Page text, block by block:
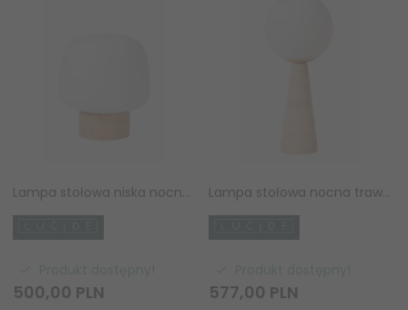
Lampa stołowa niska nocna trawertyn szklany klosz dekoracyjna art deco ANSTON 05552/01/61 LUCIDE
500,00 PLN
Lampa stołowa nocna trawertyn szklany kulisty klosz minimalistyczna art deco uniwersalna EVIN 05551/01/61 LUCIDE
577,00 PLN